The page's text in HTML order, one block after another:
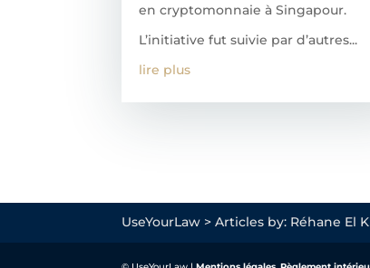
en cryptomonnaie à Singapour.
L’initiative fut suivie par d’autres...
lire plus
UseYourLaw >Articles by: Réhane El